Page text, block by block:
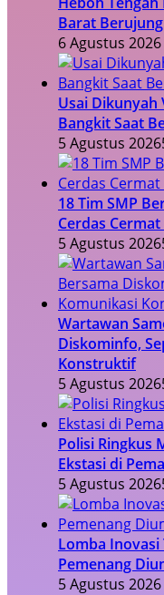
Barat
6 Agustus 2026
Usai Dikunyah
Bangkit Saat
5 Agustus 2026
18 Tim SMP
Cerdas
5 Agustus 2026
Wartawan
Diskominfo,
Konstruktif
5 Agustus 2026
Polisi Ringkus
Ekstasi di
5 Agustus 2026
Lomba Inovasi
Pemenang
5 Agustus 2026